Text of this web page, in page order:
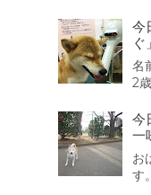
バ
ー
今
ぐ」
名
2
み
る
人
に
す
今
一
お
す